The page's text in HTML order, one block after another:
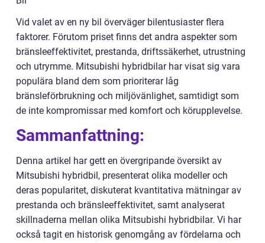
Vid valet av en ny bil överväger bilentusiaster flera
faktorer. Förutom priset finns det andra aspekter som
bränsleeffektivitet, prestanda, driftssäkerhet, utrustning
och utrymme. Mitsubishi hybridbilar har visat sig vara
populära bland dem som prioriterar låg
bränsleförbrukning och miljövänlighet, samtidigt som
de inte kompromissar med komfort och körupplevelse.
Sammanfattning:
Denna artikel har gett en övergripande översikt av
Mitsubishi hybridbil, presenterat olika modeller och
deras popularitet, diskuterat kvantitativa mätningar av
prestanda och bränsleeffektivitet, samt analyserat
skillnaderna mellan olika Mitsubishi hybridbilar. Vi har
också tagit en historisk genomgång av fördelarna och